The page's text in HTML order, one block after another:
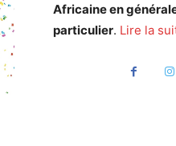
Africaine en
particulier. Lire la